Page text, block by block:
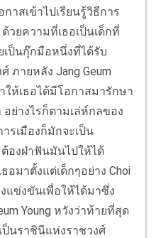
กาสเข้าไปเรียนรู้วิธีการ
วยความที่เธอเป็นเด็กที่
เป็นกุ๊กมือหนึ่งที่ได้รับ
ภายหลัง Jang Geum
ให้เธอได้มีโอกาสมารักษา
ย่างไรก็ตามเล่ห์กลของ
รเมืองก็มักจะเป็น
ต้องฝ่าฟันมันไปให้ได้
มาตั้งแต่เด็กๆอย่าง Choi
แข่งขันเพื่อให้ได้มาซึ่ง
Young หวังว่าท้ายที่สุด
ป็นราชินีแห่งราชวงศ์